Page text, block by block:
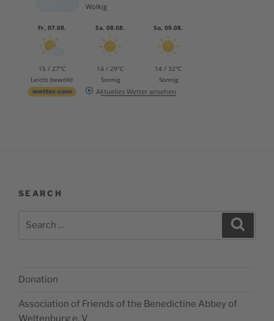
Wolkig
Fr, 07.08.
15 / 27°C
Leicht bewölkt
Sa, 08.08.
14 / 29°C
Sonnig
So, 09.08.
14 / 32°C
Sonnig
Aktuelles Wetter ansehen
SEARCH
Donation
Association of Friends of the Benedictine Abbey of
Weltenburg e. V